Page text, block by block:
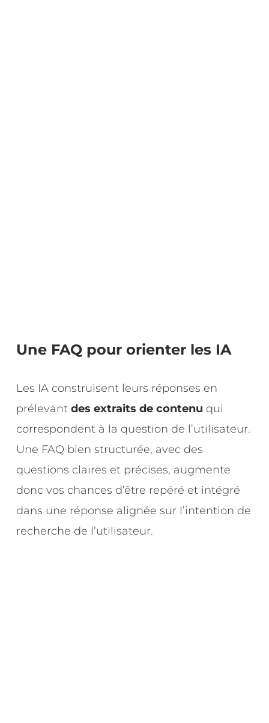
Une FAQ pour orienter les IA
Les IA construisent leurs réponses en
prélevant des extraits de contenu qui
correspondent à la question de l’utilisateur.
Une FAQ bien structurée, avec des
questions claires et précises, augmente
donc vos chances d’être repéré et intégré
dans une réponse alignée sur l’intention de
recherche de l’utilisateur.